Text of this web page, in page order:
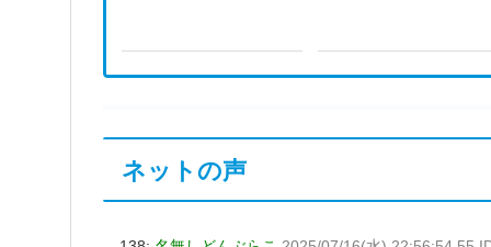
ネットの声